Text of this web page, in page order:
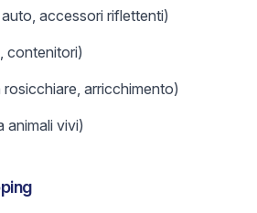
accessori riflettenti)
contenitori)
arricchimento)
vivi)